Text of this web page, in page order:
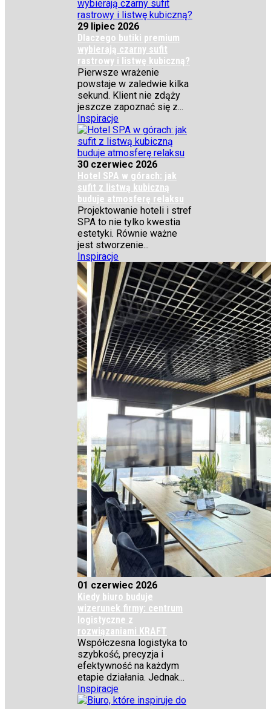
29 lipiec 2026
Dlaczego butiki premium
wybierają czarny sufit
rastrowy i listwę kubiczną?
Pierwsze wrażenie
powstaje w zaledwie kilka
sekund. Klient nie zdąży
jeszcze zapoznać się z...
Inspiracje
30 czerwiec 2026
Hotel SPA w górach: jak
sufit z listwą kubiczną
buduje atmosferę relaksu
Projektowanie hoteli i stref
SPA to nie tylko kwestia
estetyki. Równie ważne
jest stworzenie...
Inspiracje
01 czerwiec 2026
Kiedy biuro buduje
wizerunek firmy: centrum
logistyczne z
rozwiązaniami KRAFT
Współczesna logistyka to
szybkość, precyzja i
efektywność na każdym
etapie działania. Jednak...
Inspiracje